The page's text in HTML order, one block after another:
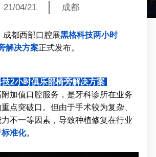
21/04/21 成都
成都西部口腔展黑格科技两小时
解决方案正式发布。
技2小时俱乐部椅旁解决方案
加值口腔服务，是牙科诊所在业务
点突破口。但由于手术较为复杂、
不一等因素，导致种植修复在行业
标准化。